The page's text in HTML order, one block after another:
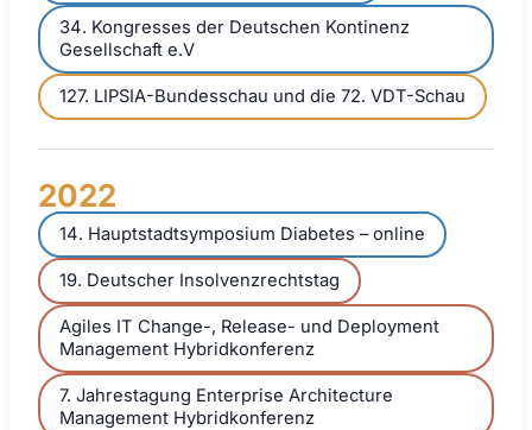
34. Kongresses der Deutschen Kontinenz
Gesellschaft e.V
127. LIPSIA-Bundesschau und die 72. VDT-Schau
2022
14. Hauptstadtsymposium Diabetes – online
19. Deutscher Insolvenzrechtstag
Agiles IT Change-, Release- und Deployment
Management Hybridkonferenz
7. Jahrestagung Enterprise Architecture
Management Hybridkonferenz